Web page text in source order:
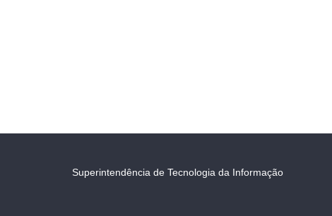
Superintendência de Tecnologia da Informação